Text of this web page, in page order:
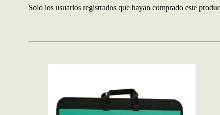
Solo los usuarios registrados que hayan comprado este